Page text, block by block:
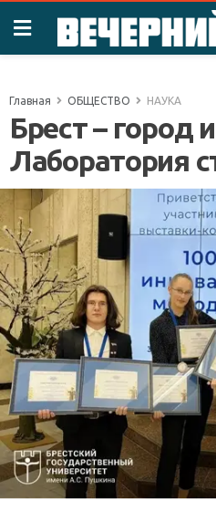
Главная ОБЩЕСТВО НАУКА
Брест – город
Лаборатория